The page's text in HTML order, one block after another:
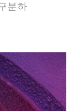
분하